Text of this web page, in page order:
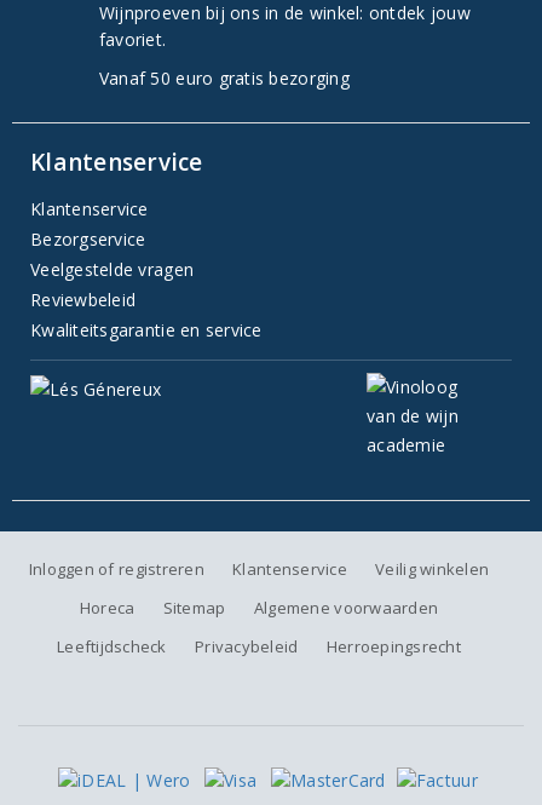
Wijnproeven bij ons in de winkel: ontdek jouw
favoriet.
Vanaf 50 euro gratis bezorging
Klantenservice
Klantenservice
Bezorgservice
Veelgestelde vragen
Reviewbeleid
Kwaliteitsgarantie en service
Inloggen of registreren Klantenservice
Veilig winkelen
Horeca
Sitemap
Algemene voorwaarden
Leeftijdscheck
Privacybeleid Herroepingsrecht